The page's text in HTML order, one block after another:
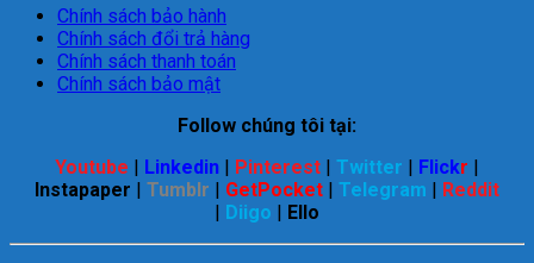
Chính sách bảo hành
Chính sách đổi trả hàng
Chính sách thanh toán
Chính sách bảo mật
Follow chúng tôi tại:
Youtube
Linkedin Pinterest Twitter Flickr
Instapaper
Tumblr GetPocket Telegram
Reddit
Diigo Ello